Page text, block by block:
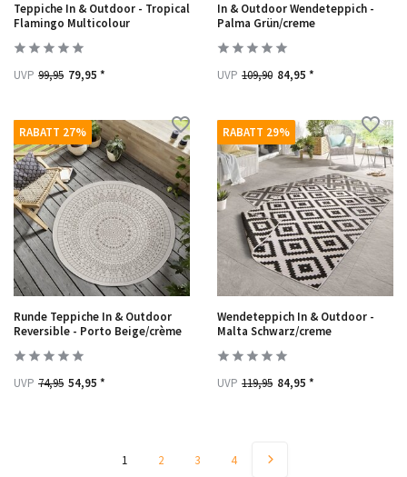
Teppiche In & Outdoor - Tropical
Flamingo Multicolour
UVP 99,95 79,95 *
In & Outdoor Wendeteppich -
Palma Grün/creme
UVP 109,90 84,95 *
RABATT 27%
Runde Teppiche In & Outdoor
Reversible - Porto Beige/crème
UVP 74,95 54,95 *
RABATT 29%
Wendeteppich In & Outdoor -
Malta Schwarz/creme
UVP 119,95 84,95 *
1 2 3 4